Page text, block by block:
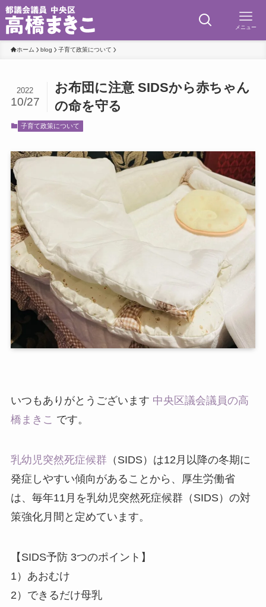
メニュー
ホーム blog 子育て政策について
お布団に注意 SIDSから赤ちゃん
の命を守る
2022
10/27
子育て政策について
いつもありがとうございます 中央区議会議員の高
橋まきこ です。
乳幼児突然死症候群（SIDS）は12月以降の冬期に
発症しやすい傾向があることから、厚生労働省
は、毎年11月を乳幼児突然死症候群（SIDS）の対
策強化月間と定めています。
【SIDS予防 3つのポイント】
1）あおむけ
2）できるだけ母乳